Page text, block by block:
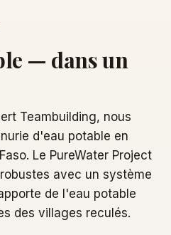
— dans un
Teambuilding, nous
d'eau potable en
Le PureWater Project
avec un système
de l'eau potable
des villages reculés.